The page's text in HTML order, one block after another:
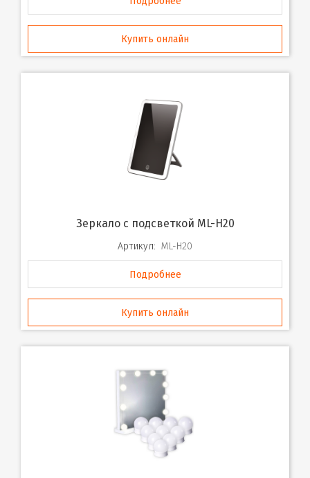
Купить онлайн
Зеркало с подсветкой ML-H20
Артикул: ML-H20
Подробнее
Купить онлайн